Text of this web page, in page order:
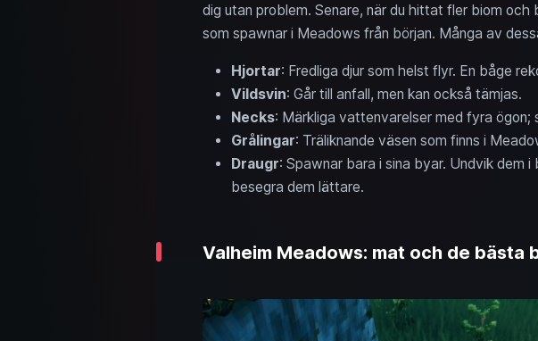
dig utan problem. Senare, när du hittat fler biom
som spawnar i Meadows från början. Många av
Hjortar: Fredliga djur som helst flyr. En båge
Vildsvin: Går till anfall, men kan också tämjas.
Necks: Märkliga vattenvarelser med fyra ögon;
Grålingar: Träliknande väsen som finns i
Draugr: Spawnar bara i sina byar. Undvik dem
besegra dem lättare.
Valheim Meadows: mat och de bästa